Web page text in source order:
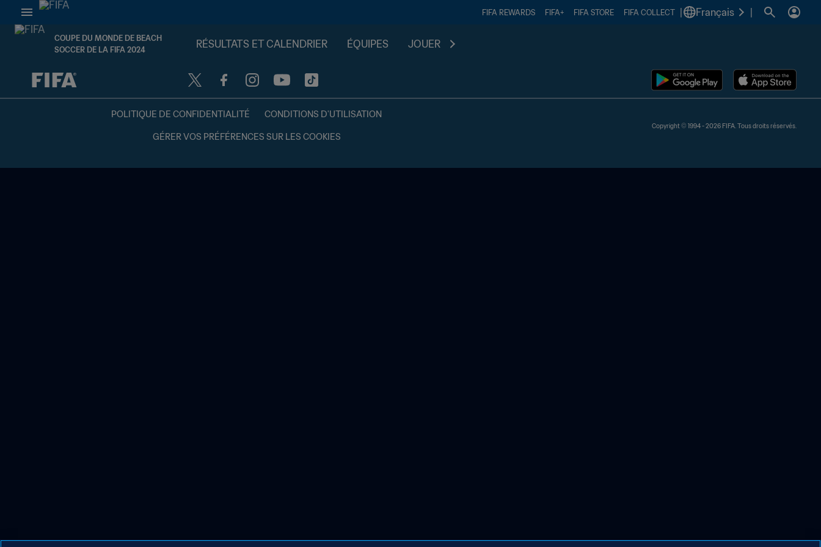
FIFA REWARDS FIFA+ FIFA STORE FIFA COLLECT Français
COUPE DU MONDE DE BEACH
SOCCER DE LA FIFA 2024
RÉSULTATS ET CALENDRIER ÉQUIPES JOUER
à dét. – à dét.
POLITIQUE DE CONFIDENTIALITÉ CONDITIONS D'UTILISATION
GÉRER VOS PRÉFÉRENCES SUR LES COOKIES
Copyright © 1994 - 2026 FIFA. Tous droits réservés.